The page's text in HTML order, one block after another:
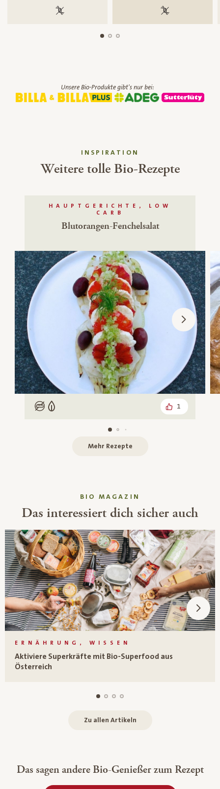
100 % gentechnikfrei 100 %
Unsere Bio-Produkte gibt's nur bei:
INSPIRATION
Weitere tolle Bio-Rezepte
HAUPTGERICHTE, LOW
CARB
Blutorangen-Fenchelsalat
Low Carb
Vegetarisch 1
Mehr Rezepte
BIO MAGAZIN
Das interessiert dich sicher auch
ERNÄHRUNG, WISSEN
Aktiviere Superkräfte mit Bio-Superfood aus
Österreich
Zu allen Artikeln
Das sagen andere Bio-Genießer zum Rezept